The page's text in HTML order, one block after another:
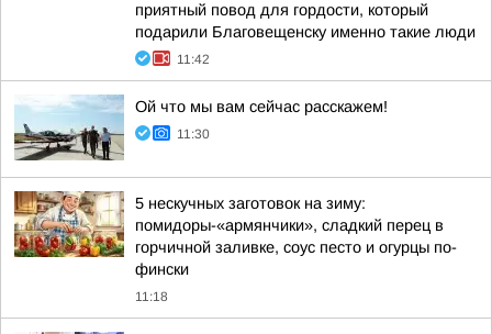
приятный повод для гордости, который
подарили Благовещенску именно такие люди
11:42
Ой что мы вам сейчас расскажем!
11:30
5 нескучных заготовок на зиму:
помидоры-«армянчики», сладкий перец в
горчичной заливке, соус песто и огурцы по-
фински
11:18